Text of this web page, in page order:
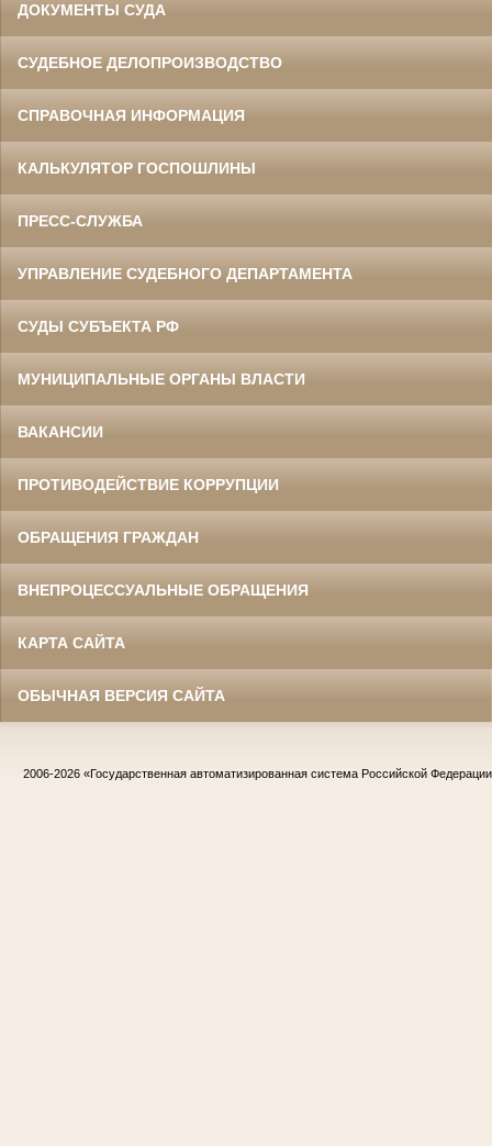
ДОКУМЕНТЫ СУДА
СУДЕБНОЕ ДЕЛОПРОИЗВОДСТВО
СПРАВОЧНАЯ ИНФОРМАЦИЯ
КАЛЬКУЛЯТОР ГОСПОШЛИНЫ
ПРЕСС-СЛУЖБА
УПРАВЛЕНИЕ СУДЕБНОГО ДЕПАРТАМЕНТА
СУДЫ СУБЪЕКТА РФ
МУНИЦИПАЛЬНЫЕ ОРГАНЫ ВЛАСТИ
ВАКАНСИИ
ПРОТИВОДЕЙСТВИЕ КОРРУПЦИИ
ОБРАЩЕНИЯ ГРАЖДАН
ВНЕПРОЦЕССУАЛЬНЫЕ ОБРАЩЕНИЯ
КАРТА САЙТА
ОБЫЧНАЯ ВЕРСИЯ САЙТА
2006-2026 «Государственная автоматизированная система Российской